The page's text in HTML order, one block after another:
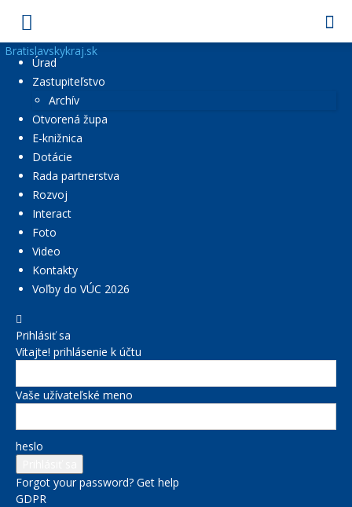
Bratislavskykraj.sk
Úrad
Zastupiteľstvo
Archív
Otvorená župa
E-knižnica
Dotácie
Rada partnerstva
Rozvoj
Interact
Foto
Video
Kontakty
Voľby do VÚC 2026
Prihlásiť sa
Vitajte! prihlásenie k účtu
Vaše užívateľské meno
heslo
Forgot your password? Get help
GDPR